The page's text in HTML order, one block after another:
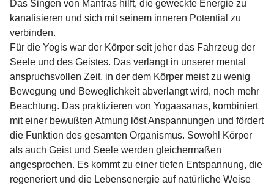
Das Singen von Mantras hilft, die geweckte Energie zu
kanalisieren und sich mit seinem inneren Potential zu
verbinden.
Für die Yogis war der Körper seit jeher das Fahrzeug der
Seele und des Geistes. Das verlangt in unserer mental
anspruchsvollen Zeit, in der dem Körper meist zu wenig
Bewegung und Beweglichkeit abverlangt wird, noch mehr
Beachtung. Das praktizieren von Yogaasanas, kombiniert
mit einer bewußten Atmung löst Anspannungen und fördert
die Funktion des gesamten Organismus. Sowohl Körper
als auch Geist und Seele werden gleichermaßen
angesprochen. Es kommt zu einer tiefen Entspannung, die
regeneriert und die Lebensenergie auf natürliche Weise